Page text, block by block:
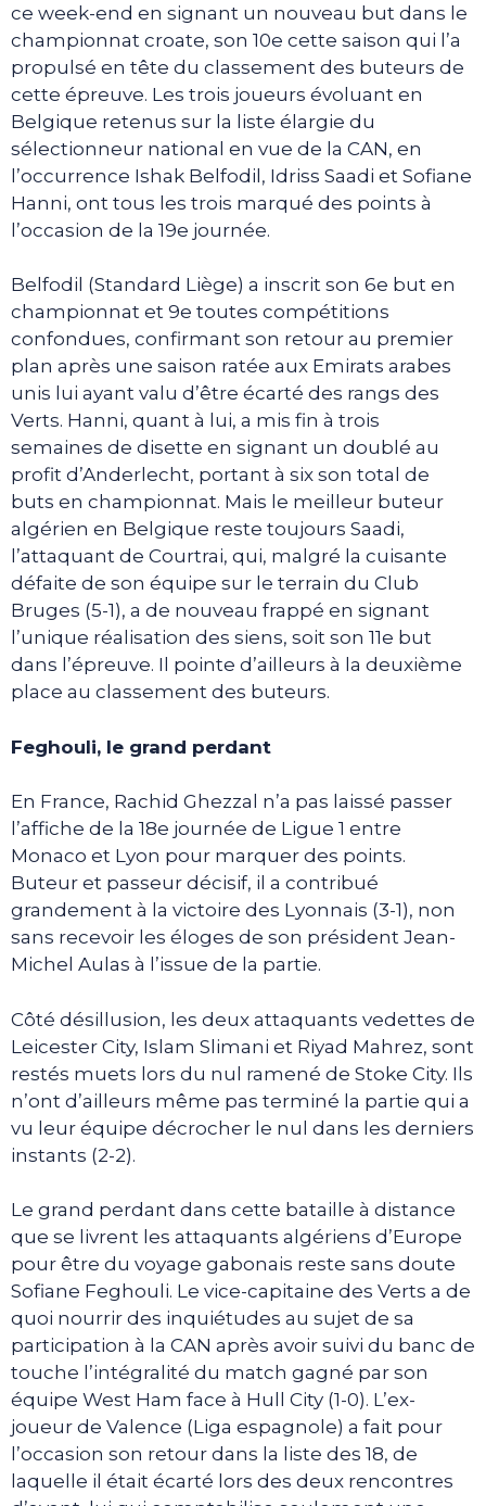
ce week-end en signant un nouveau but dans le
championnat croate, son 10e cette saison qui l’a
propulsé en tête du classement des buteurs de
cette épreuve. Les trois joueurs évoluant en
Belgique retenus sur la liste élargie du
sélectionneur national en vue de la CAN, en
l’occurrence Ishak Belfodil, Idriss Saadi et Sofiane
Hanni, ont tous les trois marqué des points à
l’occasion de la 19e journée.
Belfodil (Standard Liège) a inscrit son 6e but en
championnat et 9e toutes compétitions
confondues, confirmant son retour au premier
plan après une saison ratée aux Emirats arabes
unis lui ayant valu d’être écarté des rangs des
Verts. Hanni, quant à lui, a mis fin à trois
semaines de disette en signant un doublé au
profit d’Anderlecht, portant à six son total de
buts en championnat. Mais le meilleur buteur
algérien en Belgique reste toujours Saadi,
l’attaquant de Courtrai, qui, malgré la cuisante
défaite de son équipe sur le terrain du Club
Bruges (5-1), a de nouveau frappé en signant
l’unique réalisation des siens, soit son 11e but
dans l’épreuve. Il pointe d’ailleurs à la deuxième
place au classement des buteurs.
Feghouli, le grand perdant
En France, Rachid Ghezzal n’a pas laissé passer
l’affiche de la 18e journée de Ligue 1 entre
Monaco et Lyon pour marquer des points.
Buteur et passeur décisif, il a contribué
grandement à la victoire des Lyonnais (3-1), non
sans recevoir les éloges de son président Jean-
Michel Aulas à l’issue de la partie.
Côté désillusion, les deux attaquants vedettes de
Leicester City, Islam Slimani et Riyad Mahrez, sont
restés muets lors du nul ramené de Stoke City. Ils
n’ont d’ailleurs même pas terminé la partie qui a
vu leur équipe décrocher le nul dans les derniers
instants (2-2).
Le grand perdant dans cette bataille à distance
que se livrent les attaquants algériens d’Europe
pour être du voyage gabonais reste sans doute
Sofiane Feghouli. Le vice-capitaine des Verts a de
quoi nourrir des inquiétudes au sujet de sa
participation à la CAN après avoir suivi du banc de
touche l’intégralité du match gagné par son
équipe West Ham face à Hull City (1-0). L’ex-
joueur de Valence (Liga espagnole) a fait pour
l’occasion son retour dans la liste des 18, de
laquelle il était écarté lors des deux rencontres